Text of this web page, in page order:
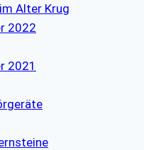
Alter Krug
2022
2021